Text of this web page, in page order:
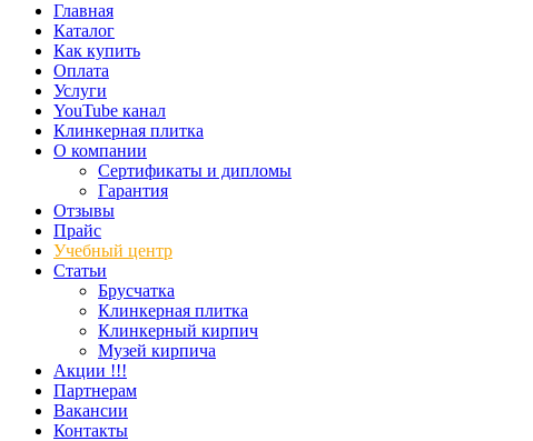
Главная
Каталог
Как купить
Оплата
Услуги
YouTube канал
Клинкерная плитка
О компании
Сертификаты и дипломы
Гарантия
Отзывы
Прайс
Учебный центр
Статьи
Брусчатка
Клинкерная плитка
Клинкерный кирпич
Музей кирпича
Акции !!!
Партнерам
Вакансии
Контакты